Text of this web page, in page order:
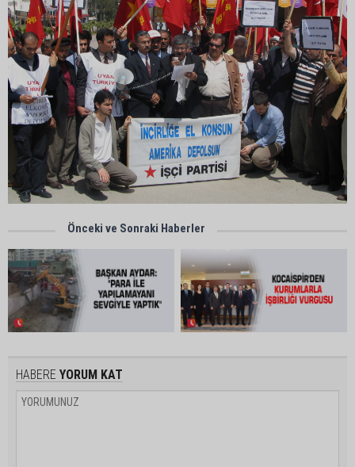
Önceki ve Sonraki Haberler
HABERE YORUM KAT